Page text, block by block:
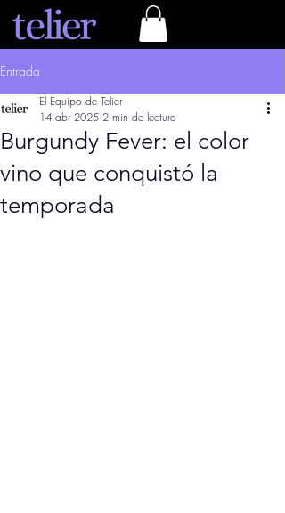
Entrada
Burgundy Fever: el color
vino que conquistó la
temporada
El Equipo de Telier
14 abr 2025 2 min de lectura